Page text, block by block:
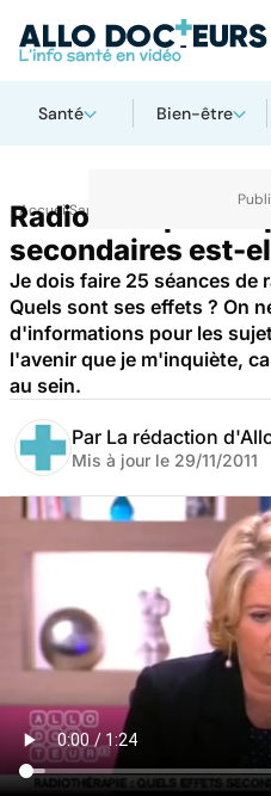
Santé Bien-être
AccueilSanté
Radiothérapie :
secondaires est-
Je dois faire 25 séances de
Quels sont ses effets ? On
d'informations pour les
l'avenir que je m'inquiète,
au sein.
Par La rédaction
Mis à jour le 29/11/2011